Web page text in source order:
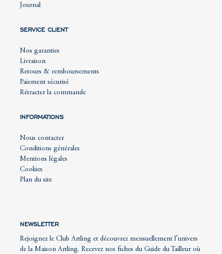
Journal
SERVICE CLIENT
Nos garanties
Livraison
Retours & remboursements
Paiement sécurisé
Rétracter la commande
INFORMATIONS
Nous contacter
Conditions générales
Mentions légales
Cookies
Plan du site
NEWSLETTER
Rejoignez le Club Artling et découvrez mensuellement l’univers
de la Maison Artling. Recevez nos fiches du Guide du Tailleur où